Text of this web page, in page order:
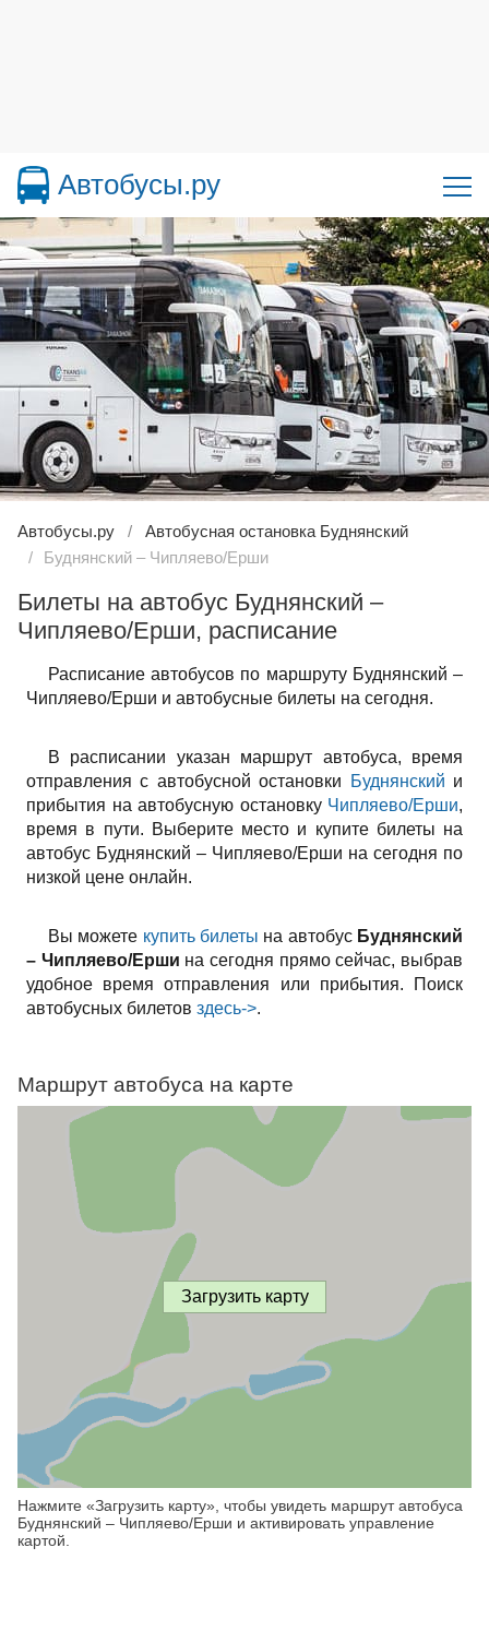
Автобусы.ру
Автобусы.ру
Автобусная остановка Буднянский
Буднянский – Чипляево/Ерши
Билеты на автобус Буднянский –
Чипляево/Ерши, расписание
Расписание автобусов по маршруту Буднянский –
Чипляево/Ерши и автобусные билеты на сегодня.
В расписании указан маршрут автобуса, время
отправления с автобусной остановки
Буднянский и
прибытия на автобусную остановку Чипляево/Ерши,
время в пути. Выберите место и купите билеты на
автобус Буднянский – Чипляево/Ерши на сегодня по
низкой цене онлайн.
Вы можете купить билеты на автобус Буднянский
– Чипляево/Ерши на сегодня прямо сейчас, выбрав
удобное время отправления или прибытия. Поиск
автобусных билетов здесь->.
Маршрут автобуса на карте
Загрузить карту
Нажмите «Загрузить карту», чтобы увидеть маршрут автобуса
Буднянский – Чипляево/Ерши и активировать управление
картой.